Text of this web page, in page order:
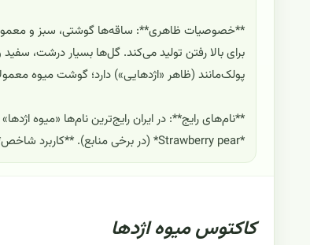
**خصوصیات ظاهری**: ساقه‌ها گوشتی، سبز و
برای بالا رفتن تولید می‌کند. گل‌ها بسیار درشت،
پولک‌مانند (ظاهر «اژدهایی») دارد؛ گوشت میوه
*Strawberry pear* (در برخی منابع). **کاربرد شاخص**: عمدتاً به عنوان میوه خوراکی تازه و در فرآورده‌های غذایی شناخته می‌شود.
کاکتوس میوه اژدها